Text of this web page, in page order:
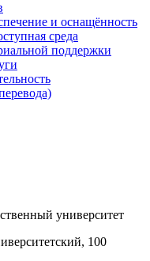
и оснащённость
среда
поддержки
университет
100